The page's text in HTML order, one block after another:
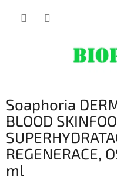
Soaphoria
BLOOD
REGENERACE,
ml